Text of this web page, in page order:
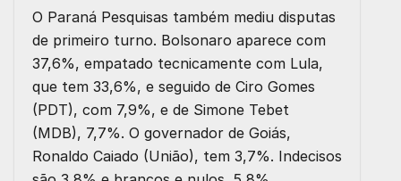
O Paraná Pesquisas também mediu disputas
de primeiro turno. Bolsonaro aparece com
37,6%, empatado tecnicamente com Lula,
que tem 33,6%, e seguido de Ciro Gomes
(PDT), com 7,9%, e de Simone Tebet
(MDB), 7,7%. O governador de Goiás,
Ronaldo Caiado (União), tem 3,7%. Indecisos